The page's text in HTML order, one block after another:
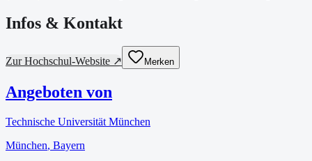
Infos & Kontakt
Zur Hochschul-Website ↗ Merken
Angeboten von
Technische Universität München
München, Bayern